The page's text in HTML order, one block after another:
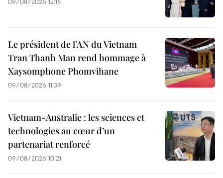
Le président de l’AN du Vietnam
Tran Thanh Man rend hommage à
Xaysomphone Phomvihane
09/08/2026 11:39
Vietnam-Australie : les sciences et
technologies au cœur d’un
partenariat renforcé
09/08/2026 10:21